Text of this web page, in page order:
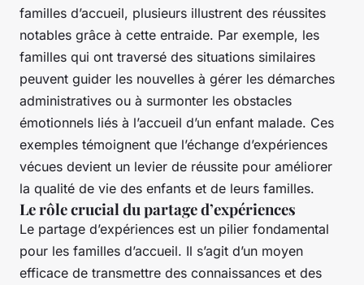
familles d’accueil, plusieurs illustrent des réussites
notables grâce à cette entraide. Par exemple, les
familles qui ont traversé des situations similaires
peuvent guider les nouvelles à gérer les démarches
administratives ou à surmonter les obstacles
émotionnels liés à l’accueil d’un enfant malade. Ces
exemples témoignent que l’échange d’expériences
vécues devient un levier de réussite pour améliorer
la qualité de vie des enfants et de leurs familles.
Le rôle crucial du partage d’expériences
Le partage d’expériences est un pilier fondamental
pour les familles d’accueil. Il s’agit d’un moyen
efficace de transmettre des connaissances et des